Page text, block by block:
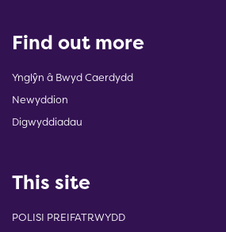
Find out more
Ynglŷn â Bwyd Caerdydd
Newyddion
Digwyddiadau
This site
POLISI PREIFATRWYDD